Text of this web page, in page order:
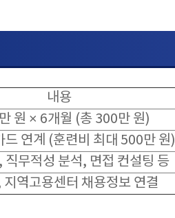
내용
원 × 6개월 (총 300만 원)
드 연계 (훈련비 최대 500만 원)
직무적성 분석, 면접 컨설팅 등
지역고용센터 채용정보 연결